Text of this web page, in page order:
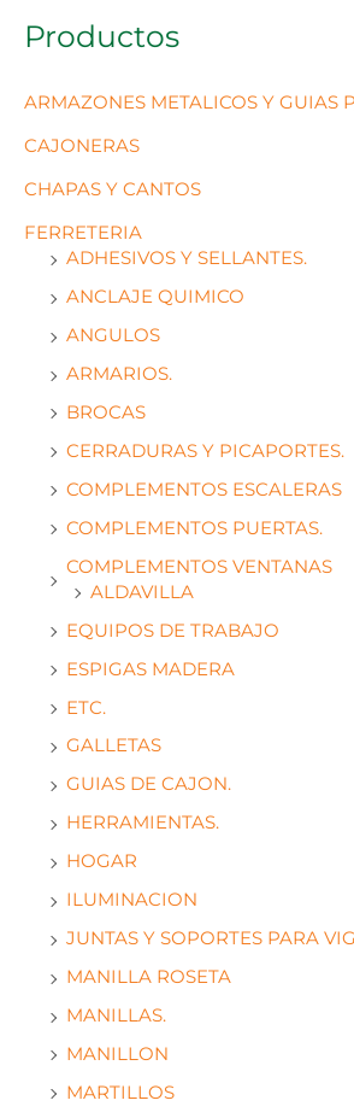
Productos
ARMAZONES METALICOS Y GUIAS
CAJONERAS
CHAPAS Y CANTOS
FERRETERIA
ADHESIVOS Y SELLANTES.
ANCLAJE QUIMICO
ANGULOS
ARMARIOS.
BROCAS
CERRADURAS Y PICAPORTES.
COMPLEMENTOS ESCALERAS
COMPLEMENTOS PUERTAS.
COMPLEMENTOS VENTANAS
ALDAVILLA
EQUIPOS DE TRABAJO
ESPIGAS MADERA
ETC.
GALLETAS
GUIAS DE CAJON.
HERRAMIENTAS.
HOGAR
ILUMINACION
JUNTAS Y SOPORTES PARA
MANILLA ROSETA
MANILLAS.
MANILLON
MARTILLOS